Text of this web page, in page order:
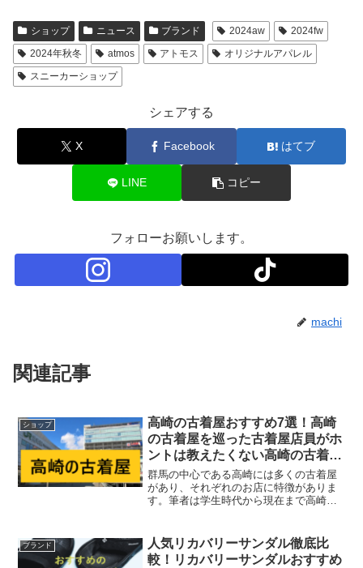
ショップ ニュース ブランド 2024aw
2024fw
2024年秋冬
atmos アトモス
オリジナルアパレル
スニーカーショップ
シェアする
X Facebook はてブ
LINE コピー
フォローお願いします。
machi
関連記事
ショップ
高崎の古着屋おすすめ7選！高崎
の古着屋を巡った古着屋店員がホ
ントは教えたくない高崎の古着屋
を厳選紹介！
群馬の中心である高崎には多くの古着屋
があり、それぞれのお店に特徴がありま
す。筆者は学生時代から現在まで高崎の
選して紹介します。オンラインで古着を
探すなら『古着屋JAM』...
ブランド
人気リカバリーサンダル徹底比
較！リカバリーサンダルおすすめ